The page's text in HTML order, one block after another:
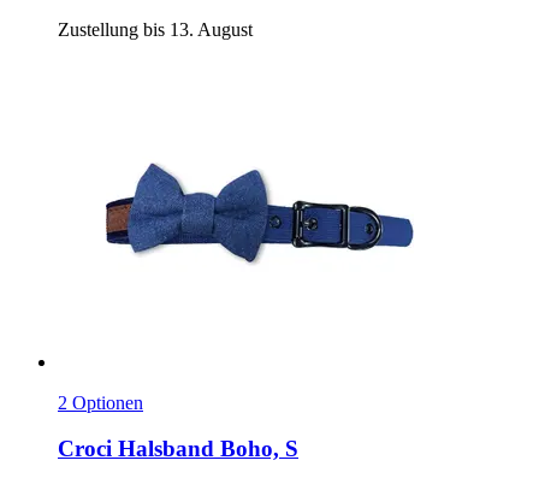
Zustellung bis 13. August
2 Optionen
Croci Halsband Boho, S